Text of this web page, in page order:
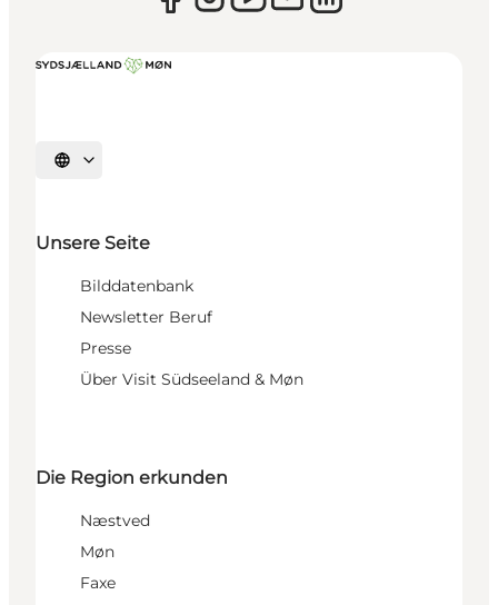
Sprache auswählen
Unsere Seite
Bilddatenbank
Newsletter Beruf
Presse
Über Visit Südseeland & Møn
Die Region erkunden
Næstved
Møn
Faxe